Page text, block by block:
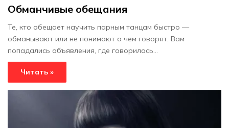
Обманчивые обещания
Те, кто обещает научить парным танцам быстро —
обманывают или не понимают о чем говорят. Вам
попадались объявления, где говорилось…
Читать »